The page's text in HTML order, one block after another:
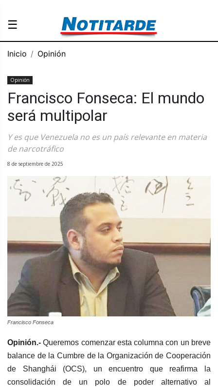
☰
Inicio Opinión
Opinión
Francisco Fonseca: El mundo
será multipolar
Y es que Venezuela no es un país relevante en materia
de narcotráfico
8 de septiembre de 2025
Francisco Fonseca
Opinión.- Queremos comenzar esta columna con un breve
balance de la Cumbre de la Organización de Cooperación
de Shanghái (OCS), un encuentro que reafirma la
consolidación de un polo de poder alternativo al